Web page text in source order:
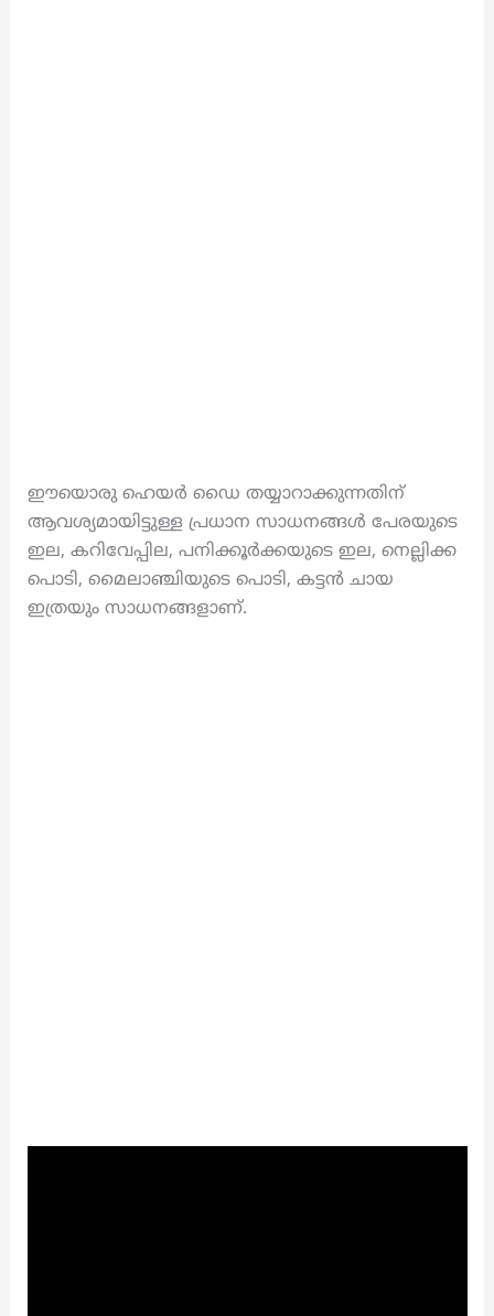
ഈയൊരു ഹെയർ ഡൈ തയ്യാറാക്കുന്നതിന്
ആവശ്യമായിട്ടുള്ള പ്രധാന സാധനങ്ങൾ പേരയുടെ
ഇല, കറിവേപ്പില, പനിക്കൂർക്കയുടെ ഇല, നെല്ലിക്ക
പൊടി, മൈലാഞ്ചിയുടെ പൊടി, കട്ടൻ ചായ
ഇത്രയും സാധനങ്ങളാണ്.